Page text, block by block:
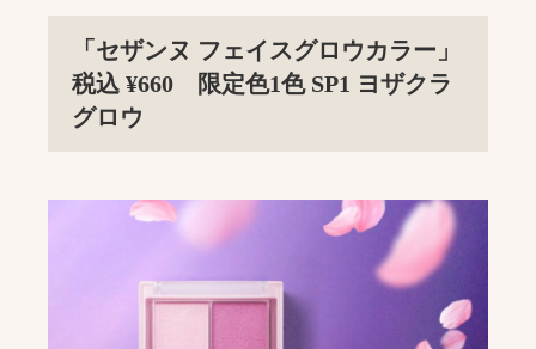
「セザンヌ フェイスグロウカラー」
税込 ¥660 限定色1色 SP1 ヨザクラ
グロウ